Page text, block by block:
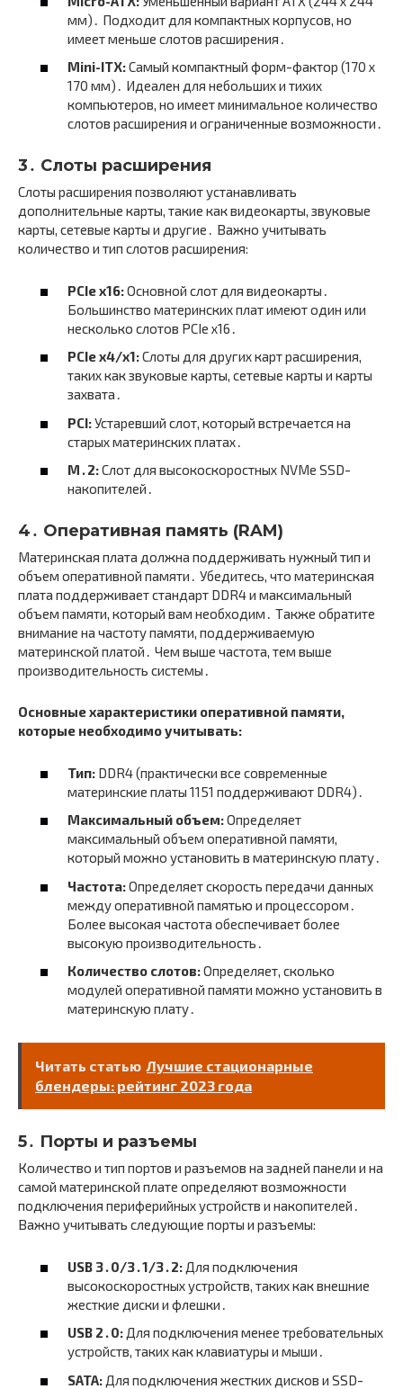
мм)․ Подходит для компактных корпусов, но
имеет меньше слотов расширения․
Mini-ITX:Самый компактный форм-фактор (170 x
170 мм)․ Идеален для небольших и тихих
компьютеров, но имеет минимальное количество
слотов расширения и ограниченные возможности․
3․ Слоты расширения
Слоты расширения позволяют устанавливать
дополнительные карты, такие как видеокарты, звуковые
карты, сетевые карты и другие․ Важно учитывать
количество и тип слотов расширения:
PCIe x16:Основной слот для видеокарты․
Большинство материнских плат имеют один или
несколько слотов PCIe x16․
PCIe x4/x1:Слоты для других карт расширения,
таких как звуковые карты, сетевые карты и карты
захвата․
PCI:Устаревший слот, который встречается на
старых материнских платах․
M․2:Слот для высокоскоростных NVMe SSD-
накопителей․
4․ Оперативная память (RAM)
Материнская плата должна поддерживать нужный тип и
объем оперативной памяти․ Убедитесь, что материнская
плата поддерживает стандарт DDR4 и максимальный
объем памяти, который вам необходим․ Также обратите
внимание на частоту памяти, поддерживаемую
материнской платой․ Чем выше частота, тем выше
производительность системы․
Основные характеристики оперативной памяти,
которые необходимо учитывать:
Тип: DDR4 (практически все современные
материнские платы 1151 поддерживают DDR4)․
Максимальный объем:Определяет
максимальный объем оперативной памяти,
который можно установить в материнскую плату․
Частота:Определяет скорость передачи данных
между оперативной памятью и процессором․
Более высокая частота обеспечивает более
высокую производительность․
Количество слотов:Определяет, сколько
модулей оперативной памяти можно установить в
материнскую плату․
Читать статью Лучшие стационарные
блендеры: рейтинг 2023 года
5․ Порты и разъемы
Количество и тип портов и разъемов на задней панели и на
самой материнской плате определяют возможности
подключения периферийных устройств и накопителей․
Важно учитывать следующие порты и разъемы:
USB 3․0/3․1/3․2: Для подключения
высокоскоростных устройств, таких как внешние
жесткие диски и флешки․
USB 2․0: Для подключения менее требовательных
устройств, таких как клавиатуры и мыши․
SATA: Для подключения жестких дисков и SSD-